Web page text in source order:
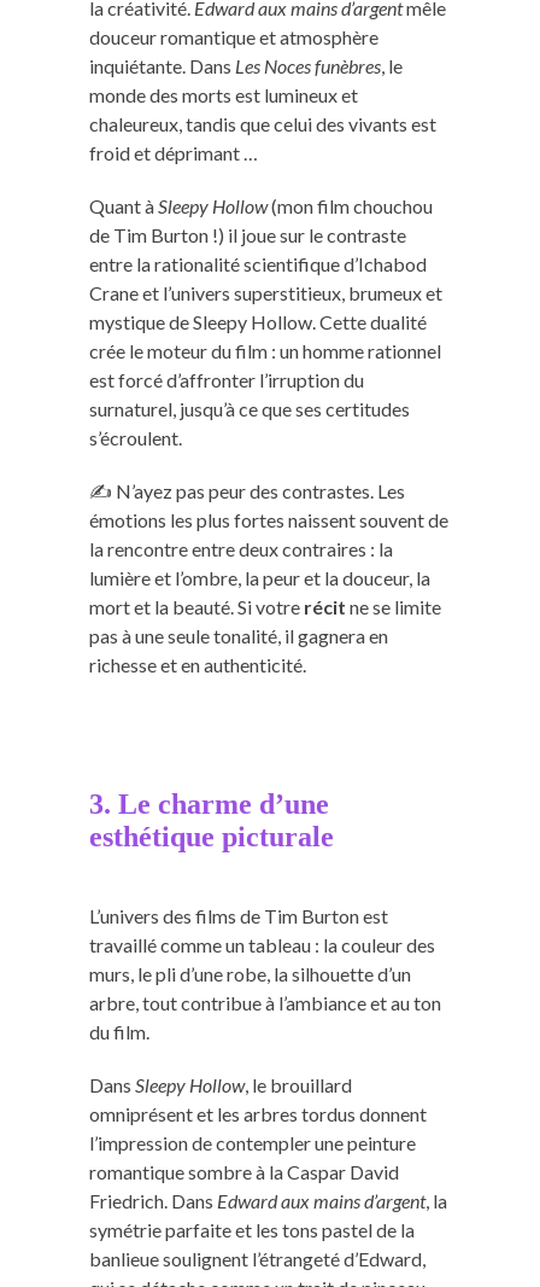
la créativité. Edward aux mains d’argentmêle
douceur romantique et atmosphère
inquiétante. Dans Les Noces funèbres , le
monde des morts est lumineux et
chaleureux, tandis que celui des vivants est
froid et déprimant …
Quant à Sleepy Hollow(mon film chouchou
de Tim Burton !) il joue sur le contraste
entre la rationalité scientifique d’Ichabod
Crane et l’univers superstitieux, brumeux et
mystique de Sleepy Hollow. Cette dualité
crée le moteur du film : un homme rationnel
est forcé d’affronter l’irruption du
surnaturel, jusqu’à ce que ses certitudes
s’écroulent.
✍️ N’ayez pas peur des contrastes. Les
émotions les plus fortes naissent souvent de
la rencontre entre deux contraires : la
lumière et l’ombre, la peur et la douceur, la
mort et la beauté. Si votre récit ne se limite
pas à une seule tonalité, il gagnera en
richesse et en authenticité.
3. Le charme d’une
esthétique picturale
L’univers des films de Tim Burton est
travaillé comme un tableau : la couleur des
murs, le pli d’une robe, la silhouette d’un
arbre, tout contribue à l’ambiance et au ton
du film.
Dans Sleepy Hollow, le brouillard
omniprésent et les arbres tordus donnent
l’impression de contempler une peinture
romantique sombre à la Caspar David
Friedrich. Dans Edward aux mains d’argent, la
symétrie parfaite et les tons pastel de la
banlieue soulignent l’étrangeté d’Edward,